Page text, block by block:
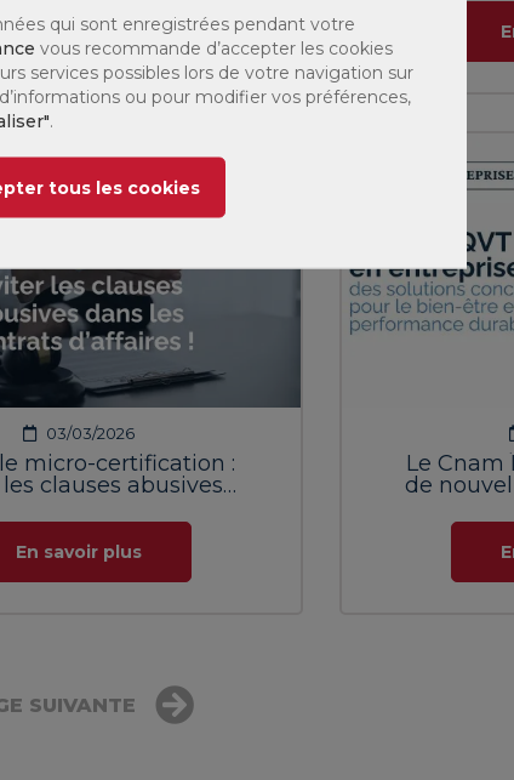
En savoir plus
03/03/2026
micro-certification :
clauses abusives
En savoir plus
Le Cnam
de
SUIVANTE
qui sont enregistrées pendant votre
vous recommande d’accepter les cookies
services possibles lors de votre navigation sur
ou pour modifier vos préférences,
.
tous les cookies